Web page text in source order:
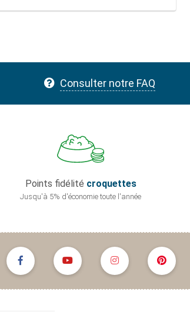
Consulter notre FAQ
Points fidélité croquettes
Jusqu'à 5% d'économie toute l'année